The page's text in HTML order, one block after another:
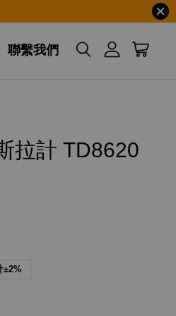
聯繫我們
拉計 TD8620
±2%